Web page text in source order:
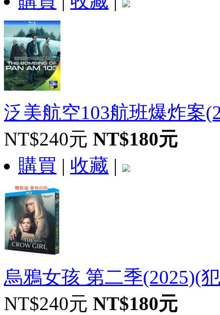
泛美航空103航班爆炸案
NT$240元 NT$180元
購買 | 收藏 |
烏鴉女孩 第二季(2025)(
NT$240元 NT$180元